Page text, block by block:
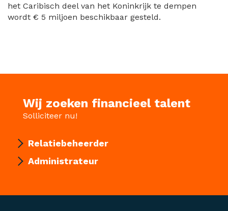
het Caribisch deel van het Koninkrijk te dempen
wordt € 5 miljoen beschikbaar gesteld.
Wij zoeken financieel talent
Solliciteer nu!
Relatiebeheerder
Administrateur